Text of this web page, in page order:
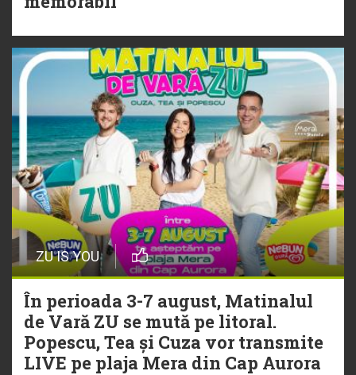
ZU IS YOU
În perioada 3-7 august, Matinalul
de Vară ZU se mută pe litoral.
Popescu, Tea și Cuza vor transmite
LIVE pe plaja Mera din Cap Aurora